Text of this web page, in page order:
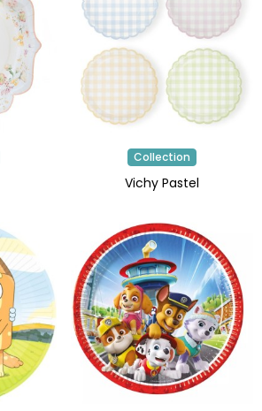
Collection
Vichy Pastel